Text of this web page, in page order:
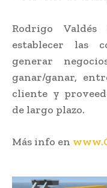
Rodrigo
establecer las
generar
ganar/ganar,
cliente y
de largo plazo.
Más info en